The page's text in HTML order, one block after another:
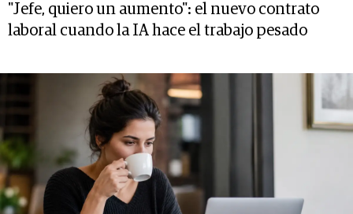
"Jefe, quiero un aumento": el nuevo contrato
laboral cuando la IA hace el trabajo pesado